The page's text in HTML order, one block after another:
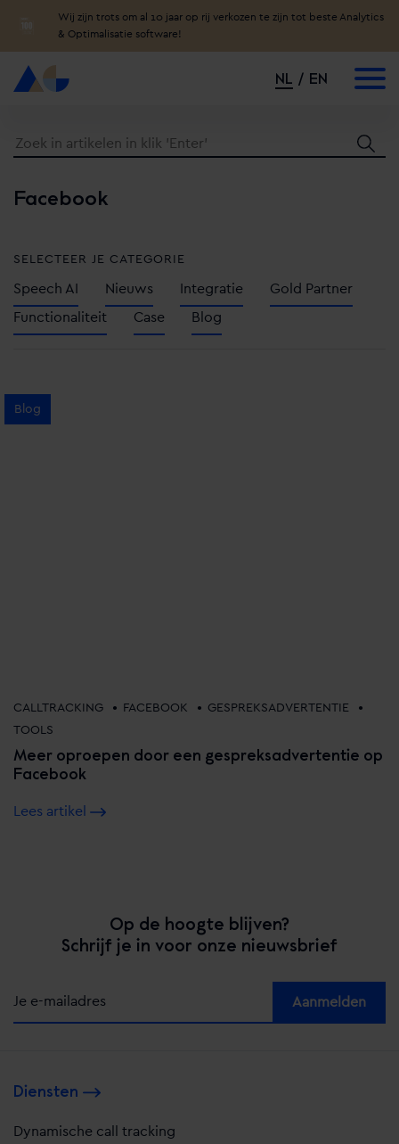
Wij zijn trots om al 10 jaar op rij verkozen te zijn tot beste Analytics
& Optimalisatie software!
NL EN
Facebook
SELECTEER JE CATEGORIE
Speech AI Nieuws Integratie
Gold Partner
Functionaliteit
Case Blog
Blog
CALLTRACKING • FACEBOOK • GESPREKSADVERTENTIE •
TOOLS
Meer oproepen door een gespreksadvertentie op
Facebook
Lees artikel
Op de hoogte blijven?
Schrijf je in voor onze nieuwsbrief
Diensten
Dynamische call tracking